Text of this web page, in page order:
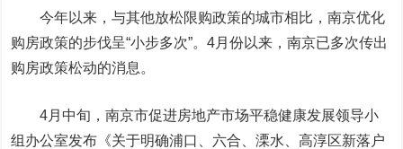
今年以来，与其他放松限购政策的城市相比，南京优化
购房政策的步伐呈“小步多次”。4月份以来，南京已多次传出
购房政策松动的消息。
4月中旬，南京市促进房地产市场平稳健康发展领导小
组办公室发布《关于明确浦口、六合、溧水、高淳区新落户